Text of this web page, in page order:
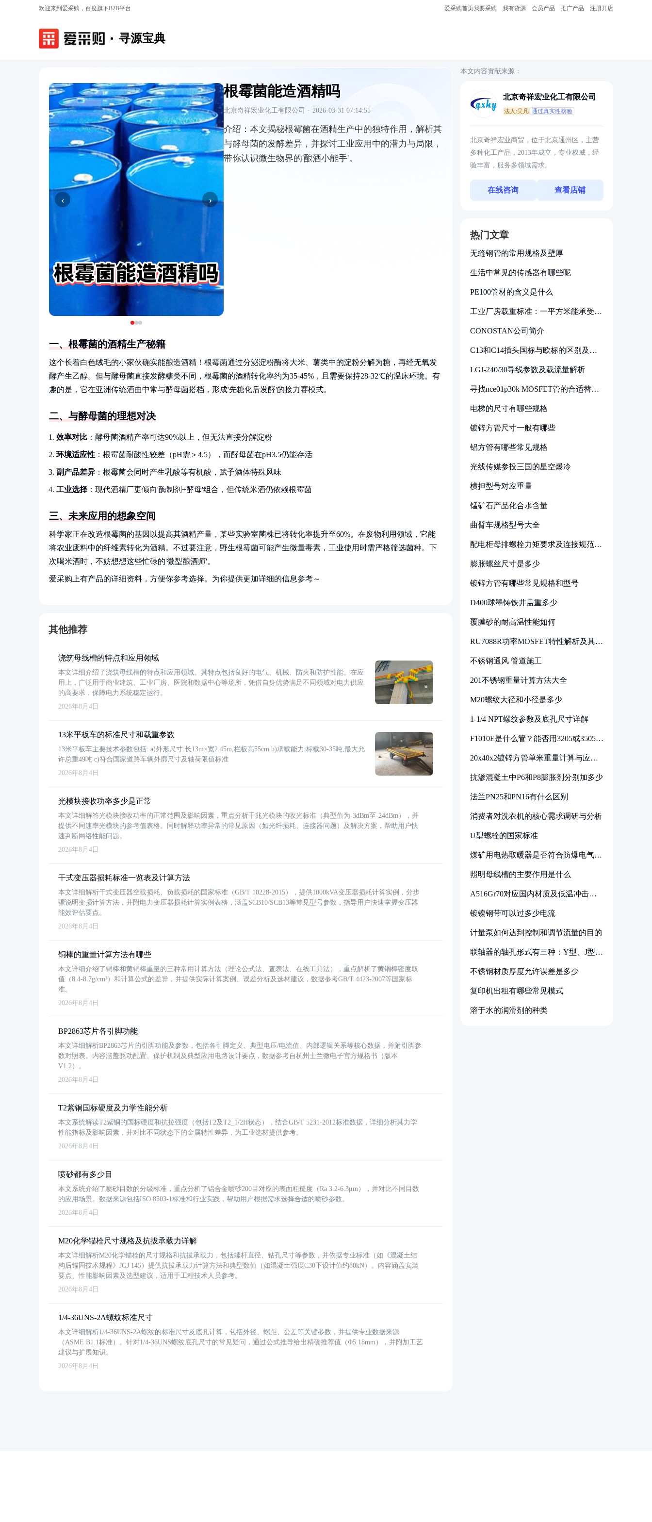
欢迎来到爱采购，百度旗下B2B平台 爱采购首页我要采购 我有货源 会员产品 推广产品 注册开店
寻源宝典
‹ ›
根霉菌能造酒精吗
北京奇祥宏业化工有限公司 · 2026-03-31 07:14:55
介绍： 本文揭秘根霉菌在酒精生产中的独特作用，解析其
与酵母菌的发酵差异，并探讨工业应用中的潜力与局限，
带你认识微生物界的'酿酒小能手'。
一、根霉菌的酒精生产秘籍
这个长着白色绒毛的小家伙确实能酿造酒精！根霉菌通过分泌淀粉酶将大米、薯类中的淀粉分解为糖，再经无氧发
酵产生乙醇。但与酵母菌直接发酵糖类不同，根霉菌的酒精转化率约为35-45%，且需要保持28-32℃的温床环境。有
趣的是，它在亚洲传统酒曲中常与酵母菌搭档，形成'先糖化后发酵'的接力赛模式。
二、与酵母菌的理想对决
效率对比 ：酵母菌酒精产率可达90%以上，但无法直接分解淀粉
环境适应性 ：根霉菌耐酸性较差（pH需＞4.5），而酵母菌在pH3.5仍能存活
副产品差异 ：根霉菌会同时产生乳酸等有机酸，赋予酒体特殊风味
工业选择 ：现代酒精厂更倾向'酶制剂+酵母'组合，但传统米酒仍依赖根霉菌
三、未来应用的想象空间
科学家正在改造根霉菌的基因以提高其酒精产量，某些实验室菌株已将转化率提升至60%。在废物利用领域，它能
将农业废料中的纤维素转化为酒精。不过要注意，野生根霉菌可能产生微量毒素，工业使用时需严格筛选菌种。下
次喝米酒时，不妨想想这些忙碌的'微型酿酒师'。
爱采购上有产品的详细资料，方便你参考选择。为你提供更加详细的信息参考～
其他推荐
浇筑母线槽的特点和应用领域
本文详细介绍了浇筑母线槽的特点和应用领域。其特点包括良好的电气、机械、防火和防护性能。在应
用上，广泛用于商业建筑、工业厂房、医院和数据中心等场所，凭借自身优势满足不同领域对电力供应
的高要求，保障电力系统稳定运行。
2026年8月4日
13米平板车的标准尺寸和载重参数
13米平板车主要技术参数包括: a)外形尺寸:长13m×宽2.45m,栏板高55cm b)承载能力:标载30-35吨,最大允
许总重49吨 c)符合国家道路车辆外廓尺寸及轴荷限值标准
2026年8月4日
光模块接收功率多少是正常
本文详细解答光模块接收功率的正常范围及影响因素，重点分析千兆光模块的收光标准（典型值为-3dBm至-24dBm），并
提供不同速率光模块的参考值表格。同时解释功率异常的常见原因（如光纤损耗、连接器问题）及解决方案，帮助用户快
速判断网络性能问题。
2026年8月4日
干式变压器损耗标准一览表及计算方法
本文详细解析干式变压器空载损耗、负载损耗的国家标准（GB/T 10228-2015），提供1000kVA变压器损耗计算实例，分步
骤说明变损计算方法，并附电力变压器损耗计算实例表格，涵盖SCB10/SCB13等常见型号参数，指导用户快速掌握变压器
能效评估要点。
2026年8月4日
铜棒的重量计算方法有哪些
本文详细介绍了铜棒和黄铜棒重量的三种常用计算方法（理论公式法、查表法、在线工具法），重点解析了黄铜棒密度取
值（8.4-8.7g/cm³）和计算公式的差异，并提供实际计算案例、误差分析及选材建议，数据参考GB/T 4423-2007等国家标
准。
2026年8月4日
BP2863芯片各引脚功能
本文详细解析BP2863芯片的引脚功能及参数，包括各引脚定义、典型电压/电流值、内部逻辑关系等核心数据，并附引脚参
数对照表。内容涵盖驱动配置、保护机制及典型应用电路设计要点，数据参考自杭州士兰微电子官方规格书（版本
V1.2）。
2026年8月4日
T2紫铜国标硬度及力学性能分析
本文系统解读T2紫铜的国标硬度和抗拉强度（包括T2及T2_1/2H状态），结合GB/T 5231-2012标准数据，详细分析其力学
性能指标及影响因素，并对比不同状态下的金属特性差异，为工业选材提供参考。
2026年8月4日
喷砂都有多少目
本文系统介绍了喷砂目数的分级标准，重点分析了铝合金喷砂200目对应的表面粗糙度（Ra 3.2-6.3μm），并对比不同目数
的应用场景。数据来源包括ISO 8503-1标准和行业实践，帮助用户根据需求选择合适的喷砂参数。
2026年8月4日
M20化学锚栓尺寸规格及抗拔承载力详解
本文详细解析M20化学锚栓的尺寸规格和抗拔承载力，包括螺杆直径、钻孔尺寸等参数，并依据专业标准（如《混凝土结
构后锚固技术规程》JGJ 145）提供抗拔承载力计算方法和典型数值（如混凝土强度C30下设计值约80kN）。内容涵盖安装
要点、性能影响因素及选型建议，适用于工程技术人员参考。
2026年8月4日
1/4-36UNS-2A螺纹标准尺寸
本文详细解析1/4-36UNS-2A螺纹的标准尺寸及底孔计算，包括外径、螺距、公差等关键参数，并提供专业数据来源
（ASME B1.1标准）。针对1/4-36UNS螺纹底孔尺寸的常见疑问，通过公式推导给出精确推荐值（Φ5.18mm），并附加工艺
建议与扩展知识。
2026年8月4日
本文内容贡献来源：
北京奇祥宏业化工有限公司
法人:吴凡 通过真实性核验
北京奇祥宏业商贸，位于北京通州区，主营
多种化工产品，2013年成立，专业权威，经
验丰富，服务多领域需求。
在线咨询 查看店铺
热门文章
无缝钢管的常用规格及壁厚
生活中常见的传感器有哪些呢
PE100管材的含义是什么
工业厂房载重标准：一平方米能承受多
CONOSTAN公司简介
C13和C14插头国标与欧标的区别及其
LGJ-240/30导线参数及载流量解析
寻找nce01p30k MOSFET管的合适替代
电梯的尺寸有哪些规格
镀锌方管尺寸一般有哪些
铝方管有哪些常见规格
光线传媒参投三国的星空爆冷
横担型号对应重量
锰矿石产品化合水含量
曲臂车规格型号大全
配电柜母排螺栓力矩要求及连接规范详
膨胀螺丝尺寸是多少
镀锌方管有哪些常见规格和型号
D400球墨铸铁井盖重多少
覆膜砂的耐高温性能如何
RU7088R功率MOSFET特性解析及其在
不锈钢通风 管道施工
201不锈钢重量计算方法大全
M20螺纹大径和小径是多少
1-1/4 NPT螺纹参数及底孔尺寸详解
F1010E是什么管？能否用3205或3505代
20x40x2镀锌方管单米重量计算与应用
抗渗混凝土中P6和P8膨胀剂分别加多少
法兰PN25和PN16有什么区别
消费者对洗衣机的核心需求调研与分析
U型螺栓的国家标准
煤矿用电热取暖器是否符合防爆电气设
照明母线槽的主要作用是什么
A516Gr70对应国内材质及低温冲击要
镀镍钢带可以过多少电流
计量泵如何达到控制和调节流量的目的
联轴器的轴孔形式有三种：Y型、J型、
不锈钢材质厚度允许误差是多少
复印机出租有哪些常见模式
溶于水的润滑剂的种类